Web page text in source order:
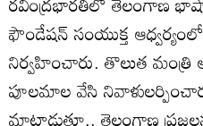
ఫౌండేషన్‌ సంయుక్త
నిర్వహించారు. తొలుత మంత్రి
పూలమాల వేసి